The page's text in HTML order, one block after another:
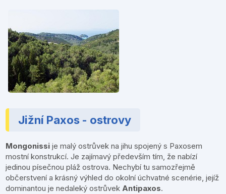
Jižní Paxos - ostrovy
Mongonissi je malý ostrůvek na jihu spojený s Paxosem
mostní konstrukcí. Je zajímavý především tím, že nabízí
jedinou písečnou pláž ostrova. Nechybí tu samozřejmě
občerstvení a krásný výhled do okolní úchvatné scenérie, jejíž
dominantou je nedaleký ostrůvekAntipaxos.